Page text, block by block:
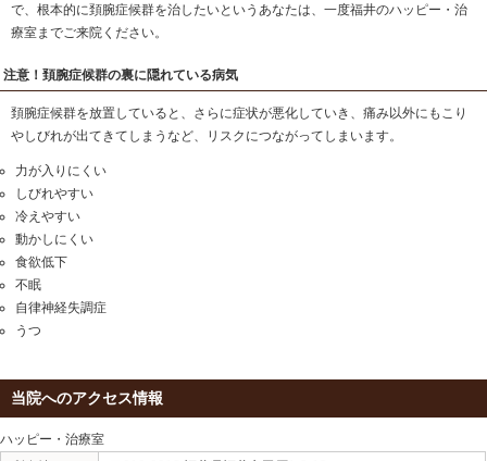
ます。
福井のハッピー・治療室でも頚腕症候群に対応してい
施術を早めに受けてみてください。
そのまま放置していると、腕にさらに疲れがたまって
てしまいます。
なぜ頚腕症候群が起きるのか？
長時間同じ姿勢を続けている
腕に疲れがたまっている
手や腕をよく使う作業をしている
慢性的に続いている頚腕症候群は、一般的なマッサー
なってしまいます。福井のハッピー・治療室でも頚腕